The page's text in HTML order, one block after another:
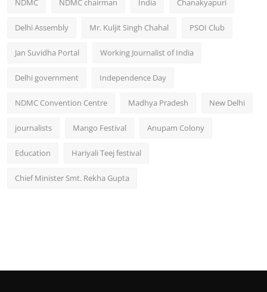
NDMC NDMC chairman India Chanakyapuri
Delhi Assembly Mr. Kuljit Singh Chahal PSOI Club
Jan Suvidha Portal Working Journalist of India
Delhi government Independence Day
NDMC Convention Centre Madhya Pradesh New Delhi
journalists Mango Festival Anupam Colony
Education Hariyali Teej festival
Chief Minister Smt. Rekha Gupta